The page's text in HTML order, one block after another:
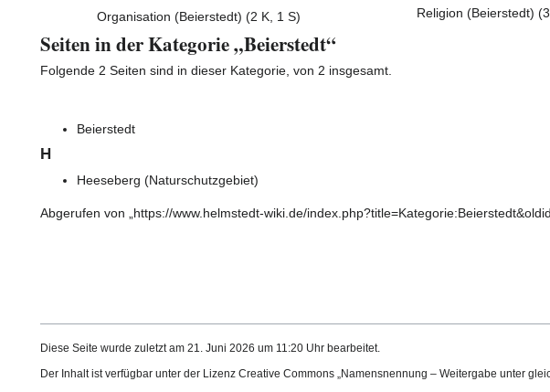
Organisation (Beierstedt) (2 K, 1 S) Religion (Beierstedt)
Seiten in der Kategorie „Beierstedt“
Folgende 2 Seiten sind in dieser Kategorie, von 2 insgesamt.
Beierstedt
H
Heeseberg (Naturschutzgebiet)
Abgerufen von „ https://www.helmstedt-wiki.de/
Diese Seite wurde zuletzt am 21. Juni 2026 um 11:20 Uhr bearbeitet.
Der Inhalt ist verfügbar unter der Lizenz Creative Commons „Namensnennung – Weitergabe unter